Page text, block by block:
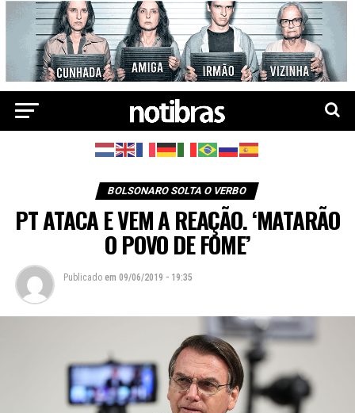
BOLSONARO SOLTA O VERBO
PT ATACA E VEM A REAÇÃO. ‘MATARÃO
O POVO DE FOME’
Publicado em 09/06/2019 - 19:35